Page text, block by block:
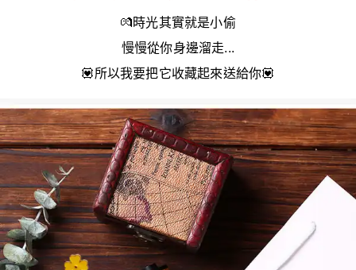
💏時光其實就是小偷
慢慢從你身邊溜走...
💟所以我要把它收藏起來送給你💟